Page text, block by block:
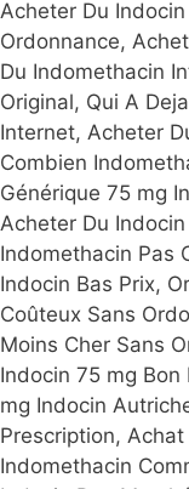
Acheter Du
Ordonnance,
Du Indomethacin
Original, Qui A
Internet, Acheter
Combien
Générique 75 mg
Acheter Du
Indomethacin Pas
Indocin Bas Prix,
Coûteux Sans
Moins Cher Sans
Indocin 75 mg
mg Indocin
Prescription,
Indomethacin